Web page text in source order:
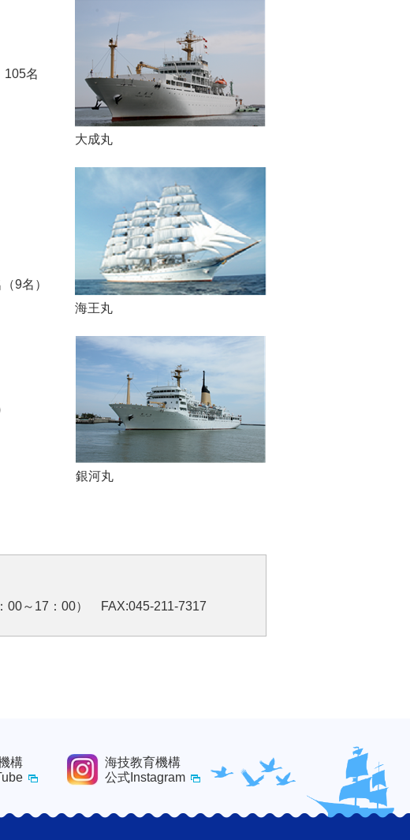
大成丸
48名
105名
海王丸
49名
9名）
銀河丸
47名
00～17：00） FAX:045-211-7317
構
海技教育機構
公式Instagram